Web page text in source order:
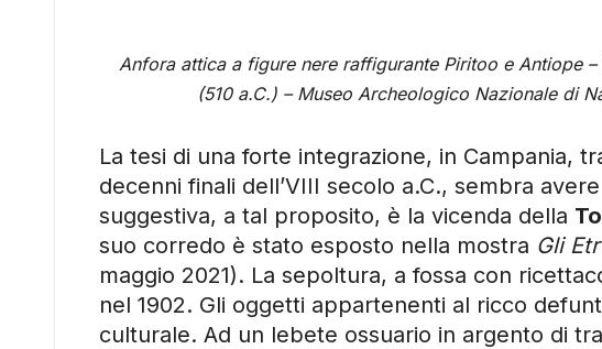
Anfora attica a figure nere raffigurante Piritoo e Antiope
(510 a.C.) – Museo Archeologico Nazionale di
La tesi di una forte integrazione, in Campania,
decenni finali dell’VIII secolo a.C., sembra
suggestiva, a tal proposito, è la vicenda della
suo corredo è stato esposto nella mostra Gli
maggio 2021). La sepoltura, a fossa con
nel 1902. Gli oggetti appartenenti al ricco
culturale. Ad un lebete ossuario in argento di